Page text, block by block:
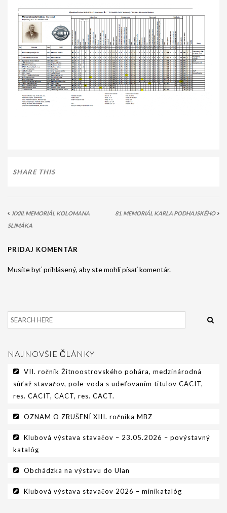
SHARE THIS
XXIII. MEMORIÁL KOLOMANA
SLIMÁKA
81. MEMORIÁL KARLA PODHAJSKÉHO
PRIDAJ KOMENTÁR
Musíte byť prihlásený, aby ste mohli písať komentár.
NAJNOVŠIE ČLÁNKY
VII. ročník Žitnoostrovského pohára, medzinárodná
súťaž stavačov, pole-voda s udeľovaním titulov CACIT,
res. CACIT, CACT, res. CACT.
OZNAM O ZRUŠENÍ XIII. ročníka MBZ
Klubová výstava stavačov – 23.05.2026 – povýstavný
katalóg
Obchádzka na výstavu do Ulan
Klubová výstava stavačov 2026 – minikatalóg